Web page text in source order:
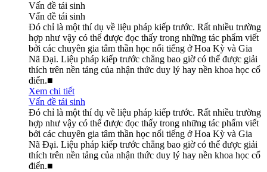
Vấn đề tái sinh
Vấn đề tái sinh
Đó chỉ là một thí dụ về liệu pháp kiếp trước. Rất nhiều trường
hợp như vậy có thể được đọc thấy trong những tác phẩm viết
bởi các chuyên gia tâm thần học nổi tiếng ở Hoa Kỳ và Gia
Nã Đại. Liệu pháp kiếp trước chẳng bao giờ có thể được giải
thích trên nền tảng của nhận thức duy lý hay nền khoa học cổ
điển.■
Xem chi tiết
Vấn đề tái sinh
Đó chỉ là một thí dụ về liệu pháp kiếp trước. Rất nhiều trường
hợp như vậy có thể được đọc thấy trong những tác phẩm viết
bởi các chuyên gia tâm thần học nổi tiếng ở Hoa Kỳ và Gia
Nã Đại. Liệu pháp kiếp trước chẳng bao giờ có thể được giải
thích trên nền tảng của nhận thức duy lý hay nền khoa học cổ
điển.■